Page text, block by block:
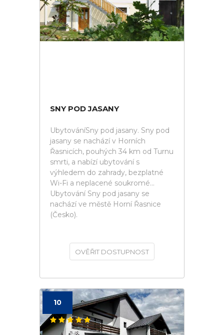
SNY POD JASANY
UbytováníSny pod jasany. Sny pod
jasany se nachází v Horních
Řasnicích, pouhých 34 km od Turnu
smrti, a nabízí ubytování s
výhledem do zahrady, bezplatné
Wi-Fi a neplacené soukromé...
Ubytování Sny pod jasany se
nachází ve městě Horní Řasnice
(Česko).
OVĚŘIT DOSTUPNOST
10